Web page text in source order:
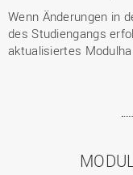
Wenn Änderungen in
des Studiengangs
aktualisiertes